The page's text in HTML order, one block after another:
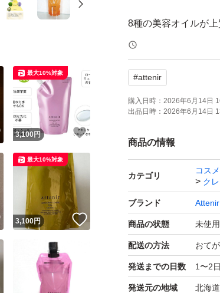
8種の美容オイルが
【商品名】スキンク
パック
【購入日】2026年6月
【商品の状態】新品
※簡易梱包での発送
※潰れ等に不安があ
す。ご購入前にコメ
#attenir
購入日時： 2026年6月14日
出品日時： 2026年6月14日
商品の情報
カテゴリ
コス
ク
ブランド Attenir
商品の状態 未使用
配送の方法 おて
発送までの日数 1〜2
発送元の地域 北海道
いいね！
3,100 円 いいね！
最大10%対象
いいね！
3,100円
最大10%対象